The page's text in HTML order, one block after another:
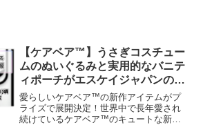
【ケアベア™】うさぎコスチュー
ムのぬいぐるみと実用的なバニテ
ィポーチがエスケイジャパンのプ
ライズから登場！
愛らしいケアベア™の新作アイテムがプ
ライズで展開決定！世界中で長年愛され
続けているケアベア™のキュートな新作